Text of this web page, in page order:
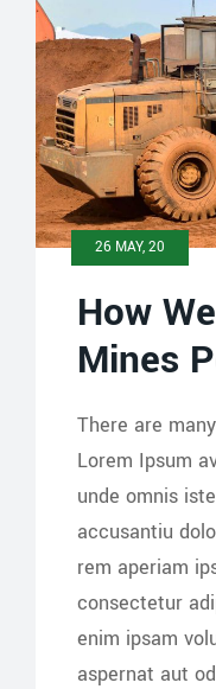
26 MAY, 20
How
Mines
There are
Lorem Ipsum
unde omnis
accusantiu
rem aperiam
consectetur
enim ipsam
aspernat aut